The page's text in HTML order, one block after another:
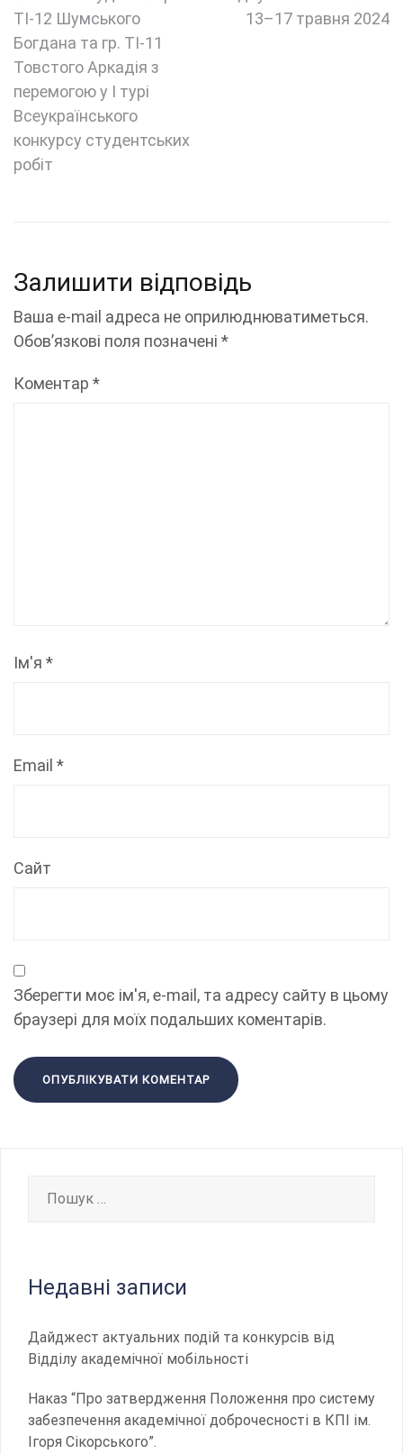
записів
ТІ-12 Шумського
Богдана та гр. ТІ-11
Товстого Аркадія з
перемогою у I турі
Всеукраїнського
конкурсу студентських
робіт
13–17 травня 2024
Залишити відповідь
Ваша e-mail адреса не оприлюднюватиметься.
Обов’язкові поля позначені *
Коментар *
Ім'я *
Email *
Сайт
Зберегти моє ім'я, e-mail, та адресу сайту в цьому
браузері для моїх подальших коментарів.
Недавні записи
Дайджест актуальних подій та конкурсів від
Відділу академічної мобільності
Наказ “Про затвердження Положення про систему
забезпечення академічної доброчесності в КПІ ім.
Ігоря Сікорського”.